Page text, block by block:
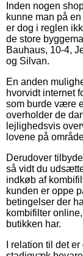
Inden nogen
kunne man på
er dog i reglen
de store
Bauhaus, 10-4,
og Silvan.
En anden
hvorvidt internet
som burde være
overholder de
lejlighedsvis
lovene på
Derudover
så vidt du
indkøb af
kunden er oppe
betingelser der
kombifilter
butikken har.
I relation til det